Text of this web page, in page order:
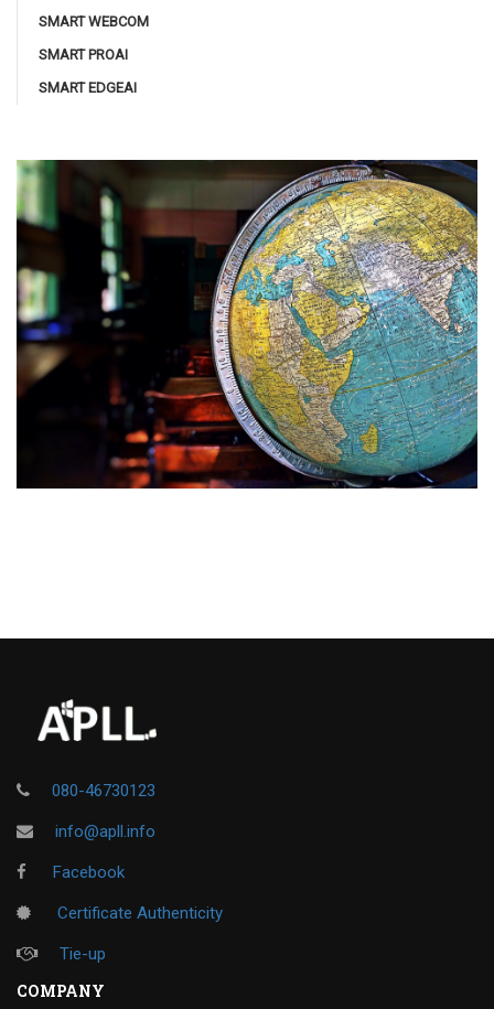
SMART WEBCOM
SMART PROAI
SMART EDGEAI
080-46730123
info@apll.info
Facebook
Certificate Authenticity
Tie-up
COMPANY